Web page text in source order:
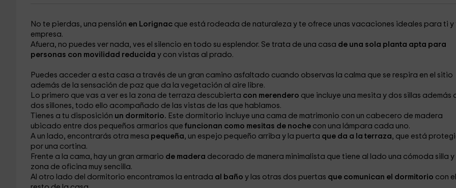
No te pierdas, una pensión en Lorignac que está rodeada de naturaleza y te ofrece unas vacaciones ideales para ti y
empresa.
Afuera, no puedes ver nada, ves el silencio en todo su esplendor. Se trata de una casa de una sola planta apta para
personas con movilidad reducida y con vistas al prado.
Puedes acceder a esta casa a través de un gran camino asfaltado cuando observas la calma que se respira en el sitio
además de la sensación de paz que da la vegetación al aire libre.
Lo primero que vas a ver es la zona de terraza descubierta con merendero que incluye una mesita y dos sillas además
dos sillones, todo ello acompañado de las vistas de las que hablamos.
Tienes a tu disposición un dormitorio. Este dormitorio incluye una cama de matrimonio con un cabecero de madera
ubicado entre dos pequeños armarios que funcionan como mesitas de noche con una lámpara cada uno.
A un lado, encontrarás otra mesa pequeña, un espejo pequeño arriba y la puerta que da a la terraza, que está
por una cortina.
Frente a la cama, hay un gran armario de madera decorado de manera minimalista que tiene al lado una cómoda silla y
zona de oficina muy sencilla.
Al otro lado del dormitorio encontramos la entrada al baño y las otras dos puertas que comunican el dormitorio con el